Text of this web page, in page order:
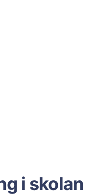
i skolan